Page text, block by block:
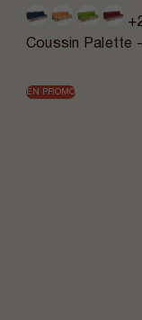
Coussin Palette
EN PROMO